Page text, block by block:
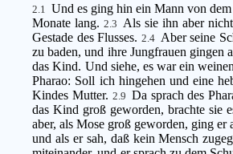
2.1 Und es ging hin ein Mann von
Monate lang. 2.3 Als sie ihn aber
Gestade des Flusses. 2.4 Aber seine
zu baden, und ihre Jungfrauen gingen
das Kind. Und siehe, es war ein
Pharao: Soll ich hingehen und eine
Kindes Mutter. 2.9 Da sprach des
das Kind groß geworden, brachte sie
aber, als Mose groß geworden, ging er
und als er sah, daß kein Mensch